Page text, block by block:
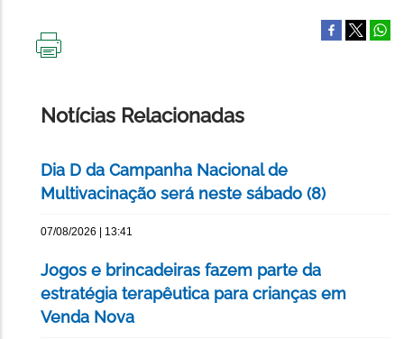
Notícias Relacionadas
Dia D da Campanha Nacional de
Multivacinação será neste sábado (8)
07/08/2026 | 13:41
Jogos e brincadeiras fazem parte da
estratégia terapêutica para crianças em
Venda Nova